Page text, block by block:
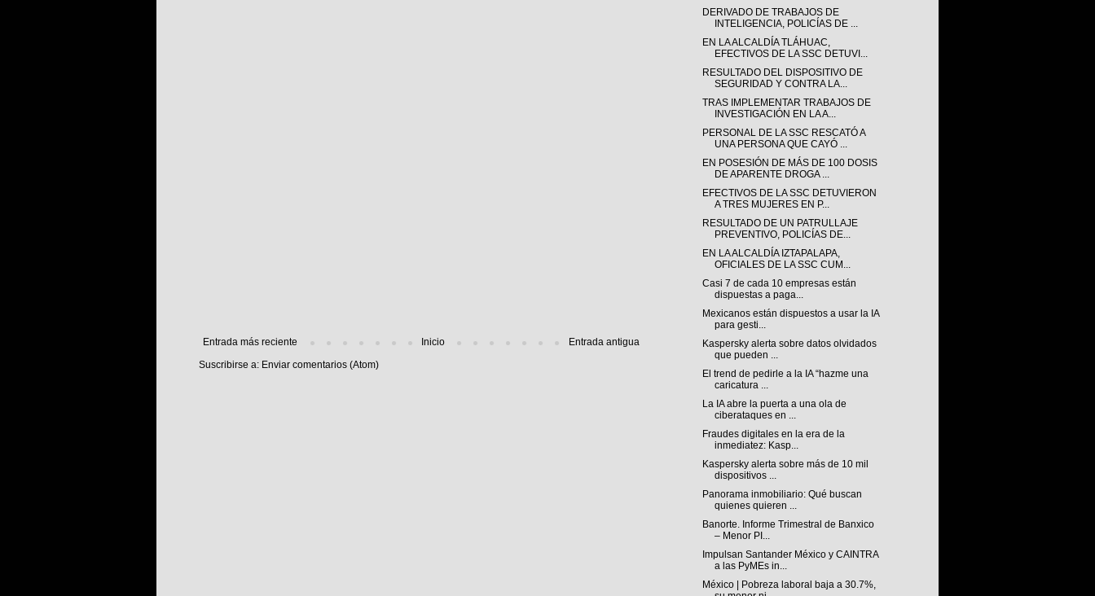
Entrada más reciente Entrada antigua
Inicio
Suscribirse a: Enviar comentarios (Atom)
DERIVADO DE TRABAJOS DE
INTELIGENCIA, POLICÍAS DE ...
EN LA ALCALDÍA TLÁHUAC,
EFECTIVOS DE LA SSC DETUVI...
RESULTADO DEL DISPOSITIVO DE
SEGURIDAD Y CONTRA LA...
TRAS IMPLEMENTAR TRABAJOS DE
INVESTIGACIÓN EN LA A...
PERSONAL DE LA SSC RESCATÓ A
UNA PERSONA QUE CAYÓ ...
EN POSESIÓN DE MÁS DE 100 DOSIS
DE APARENTE DROGA ...
EFECTIVOS DE LA SSC DETUVIERON
A TRES MUJERES EN P...
RESULTADO DE UN PATRULLAJE
PREVENTIVO, POLICÍAS DE...
EN LA ALCALDÍA IZTAPALAPA,
OFICIALES DE LA SSC CUM...
Casi 7 de cada 10 empresas están
dispuestas a paga...
Mexicanos están dispuestos a usar la IA
para gesti...
Kaspersky alerta sobre datos olvidados
que pueden ...
El trend de pedirle a la IA “hazme una
caricatura ...
La IA abre la puerta a una ola de
ciberataques en ...
Fraudes digitales en la era de la
inmediatez: Kasp...
Kaspersky alerta sobre más de 10 mil
dispositivos ...
Panorama inmobiliario: Qué buscan
quienes quieren ...
Banorte. Informe Trimestral de Banxico
– Menor PI...
Impulsan Santander México y CAINTRA
a las PyMEs in...
México | Pobreza laboral baja a 30.7%,